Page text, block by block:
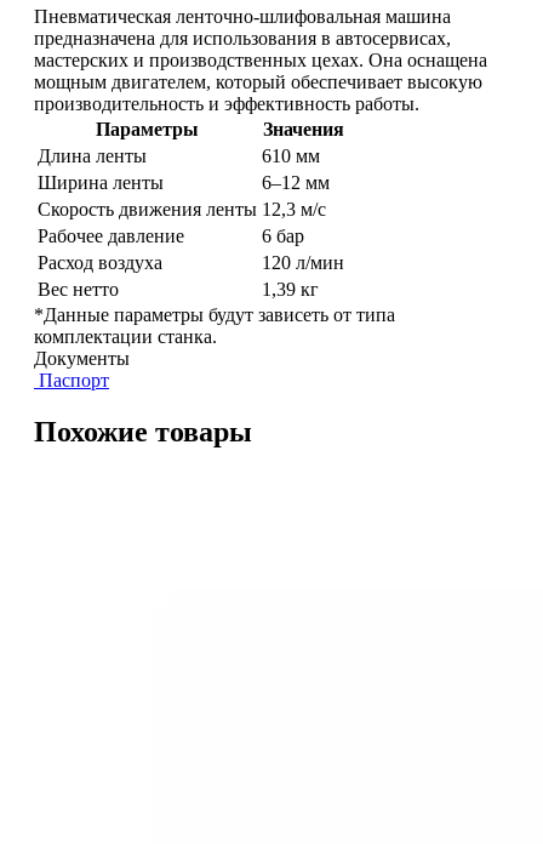
Пневматическая ленточно-шлифовальная машина
предназначена для использования в автосервисах,
мастерских и производственных цехах. Она оснащена
мощным двигателем, который обеспечивает высокую
производительность и эффективность работы.
Параметры
Значения
Длина ленты
610 мм
Ширина ленты
6–12 мм
Скорость движения ленты 12,3 м/с
Рабочее давление
6 бар
Расход воздуха
120 л/мин
Вес нетто
1,39 кг
*Данные параметры будут зависеть от типа
комплектации станка.
Документы
Паспорт
Похожие товары